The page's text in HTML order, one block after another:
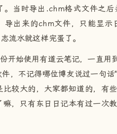
。当时导出.chm格式文件之
导出来的chm文件，只能显示
流水就这样完蛋了。
开始使用有道云笔记，一直用
，不记得哪位博友说过一句话"
比较大的，大家都知道的，有
嘛，只有东日日记本有过一次